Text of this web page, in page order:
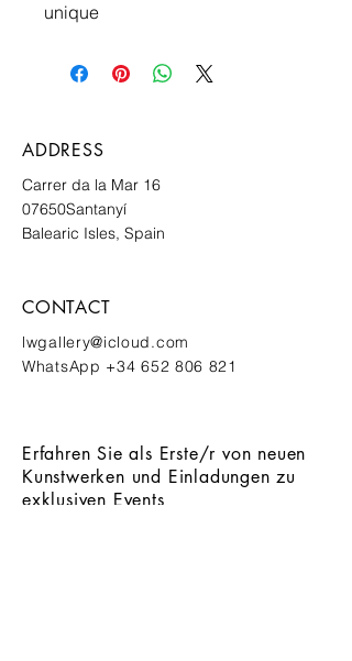
unique
ADDRESS
Carrer da la Mar 16
07650Santanyí
Balearic Isles, Spain
CONTACT
lwgallery@icloud.com
WhatsApp +34 652 806 821
Erfahren Sie als Erste/r von neuen
Kunstwerken und Einladungen zu
exklusiven Events